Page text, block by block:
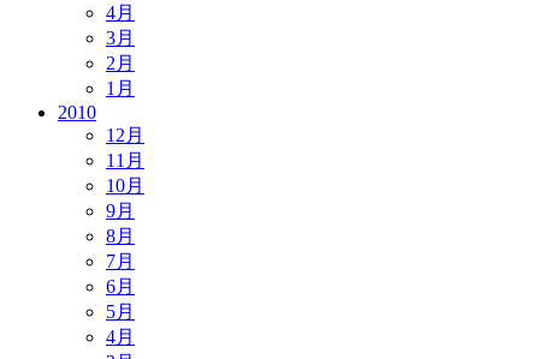
4月
3月
2月
1月
2010
12月
11月
10月
9月
8月
7月
6月
5月
4月